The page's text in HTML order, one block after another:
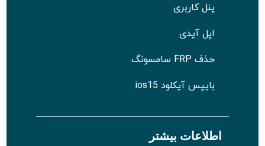
پنل کاربری
اپل آیدی
حذف FRP سامسونگ
بایپس آیکلود ios15
اطلاعات بیشتر